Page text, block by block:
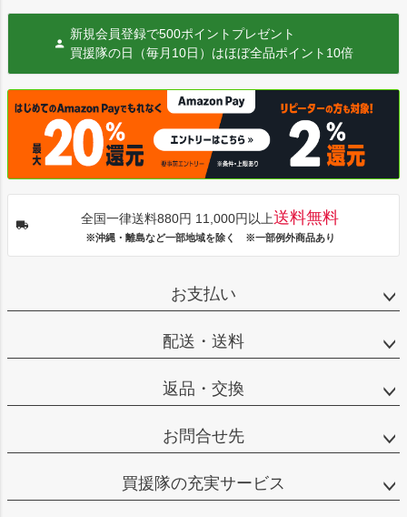
新規会員登録で500ポイントプレゼント
買援隊の日（毎月10日）はほぼ全品ポイント10倍
全国一律送料880円 11,000円以上送料無料
※沖縄・離島など一部地域を除く ※一部例外商品あり
お支払い
配送・送料
返品・交換
お問合せ先
買援隊の充実サービス